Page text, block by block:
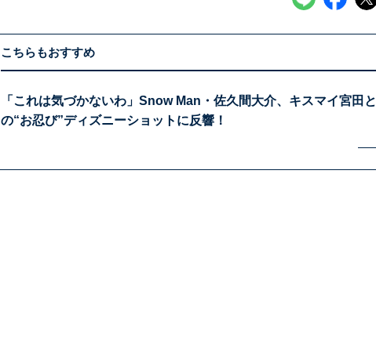
こちらもおすすめ
「これは気づかないわ」Snow Man・佐久間大介、キスマイ宮田と
の“お忍び”ディズニーショットに反響！